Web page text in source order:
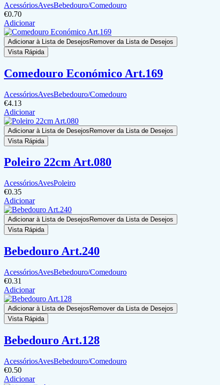
AcessóriosAvesBebedouro/Comedouro
€0.70
Adicionar
Adicionar à Lista de Desejos Remover da Lista de Desejos
Vista Rápida
Comedouro Económico Art.169
AcessóriosAvesBebedouro/Comedouro
€4.13
Adicionar
Adicionar à Lista de DesejosRemover da Lista de Desejos
Vista Rápida
Poleiro 22cm Art.080
AcessóriosAvesPoleiro
€0.35
Adicionar
Adicionar à Lista de Desejos Remover da Lista de Desejos
Vista Rápida
Bebedouro Art.240
AcessóriosAvesBebedouro/Comedouro
€0.31
Adicionar
Adicionar à Lista de Desejos Remover da Lista de Desejos
Vista Rápida
Bebedouro Art.128
AcessóriosAvesBebedouro/Comedouro
€0.50
Adicionar